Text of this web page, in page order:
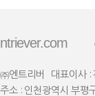
ntriever.com
㈜엔트리버 대표이사 :
주소 : 인천광역시 부평